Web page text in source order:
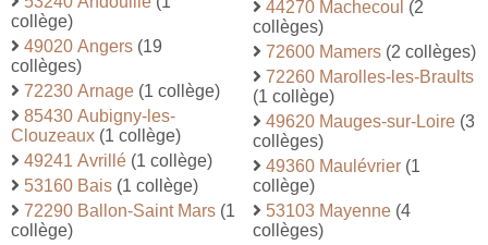
collège)
49020 Angers (19
collèges)
72230 Arnage (1 collège)
85430 Aubigny-les-
Clouzeaux (1 collège)
49241 Avrillé (1 collège)
53160 Bais (1 collège)
72290 Ballon-Saint Mars (1
collège)
44270 Machecoul (2
collèges)
72600 Mamers (2 collèges)
72260 Marolles-les-Braults
(1 collège)
49620 Mauges-sur-Loire (3
collèges)
49360 Maulévrier (1
collège)
53103 Mayenne (4
collèges)